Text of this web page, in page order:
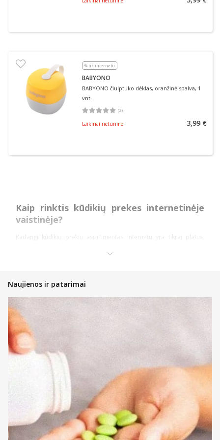
% tik internetu
BABYONO
BABYONO čiulptuko dėklas, oranžinė spalva, 1
vnt.
(2)
Vidutinis įvertinimas 5.00
Laikinai neturime 3,99 €
Kaip rinktis kūdikių prekes internetinėje
vaistinėje?
Kadangi kūdikių prekių asortimentas internetu yra tikrai platus,
įžvalgos dažniausiai nurodomos konkrečios grupės prekių
tiesioginis pokalbis su konsultantais.
Perkant internetu – jūsų patogumui veikia internetinės vaistinės
filtrai bei prekių rikiavimo įrankis. Filtras leidžia kuo greičiau
sumažinti rodomų rezultatų kiekį, kad greičiau rastumėte prekes,
kurių nauda kūdikiams yra būtent tokia, kokios tikitės. Susiaurinkite
rodomų rezultatų kiekį pagal: kategoriją, kainą, prekės ženklą ar
registraciją. Susiaurintas pasirinkimas palengvins galimybę rinktis.
Na, o rikiavimo įrankis leidžia perkantiems internetu greičiau rasti
geriausiai vertinamas, pigiau arba brangiau kainuojančias prekes
bei rikiuoti pagal pavadinimus. Šitaip sumažėjus rodomų prekių
sąrašui galima dar greičiau rasti tai, ko reikia.
Atkreipkite dėmesį ir į prekių ženklinimą.
E-Pasiūlymas – tai ypatinga kaina ar išskirtinės sąlygos
perkant kūdikių prekes internetu
E-Prekė – tai vaikiškos prekės, kurias įsigyti galite tik
internetinėje vaistinėje
Naujienos ir patarimai